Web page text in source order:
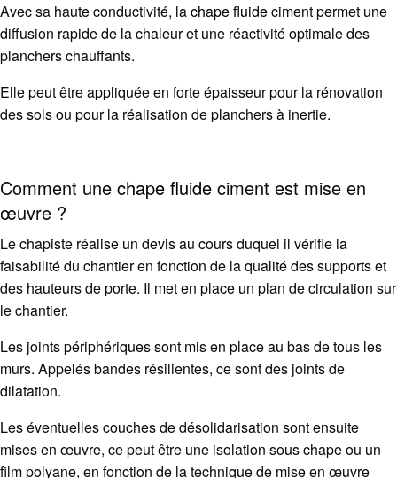
Avec sa haute conductivité, lachape fluideciment permet une
diffusion rapide de la chaleur et une réactivité optimale des
planchers chauffants.
Elle peut être appliquée en forte épaisseur pour la rénovation
des sols ou pour la réalisation de planchers à inertie.
Comment une chape fluide ciment est mise en
œuvre ?
Le chapiste réalise un devis au cours duquel il vérifie la
faisabilité du chantier en fonction de la qualité des supports et
des hauteurs de porte. Il met en place un plan de circulation sur
le chantier.
Les joints périphériques sont mis en place au bas de tous les
murs. Appelés bandes résilientes, ce sont des joints de
dilatation.
Les éventuelles couches de désolidarisation sont ensuite
mises en œuvre, ce peut être une isolation sous chape ou un
film polyane, en fonction de la technique de mise en œuvre